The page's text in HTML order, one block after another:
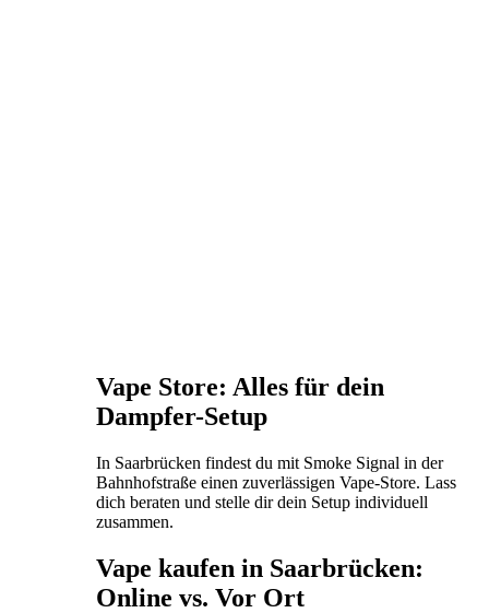
Vape Store: Alles für dein
Dampfer-Setup
In Saarbrücken findest du mit Smoke Signal in der
Bahnhofstraße einen zuverlässigen Vape-Store. Lass
dich beraten und stelle dir dein Setup individuell
zusammen.
Vape kaufen in Saarbrücken:
Online vs. Vor Ort